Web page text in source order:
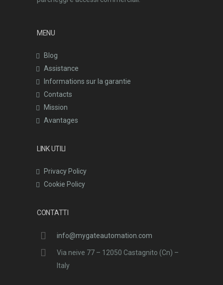
MENU
Blog
Assistance
Informations sur la garantie
Contacts
Mission
Avantages
LINK UTILI
Privacy Policy
Cookie Policy
CONTATTI
info@mygateautomation.com
Via neive 77 – 12050 Castagnito (Cn) –
Italy